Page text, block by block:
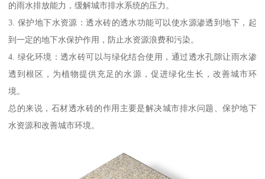
的雨水排放能力，缓解城市排水系统的压力。
3. 保护地下水资源：透水砖的透水功能可以使水源渗透到地下，起
到一定的地下水保护作用，防止水资源浪费和污染。
4. 绿化环境：透水砖可以与绿化结合使用，通过透水孔隙让雨水渗
透到根区，为植物提供充足的水源，促进绿化生长，改善城市环
境。
总的来说，石材透水砖的作用主要是解决城市排水问题、保护地下
水资源和改善城市环境。